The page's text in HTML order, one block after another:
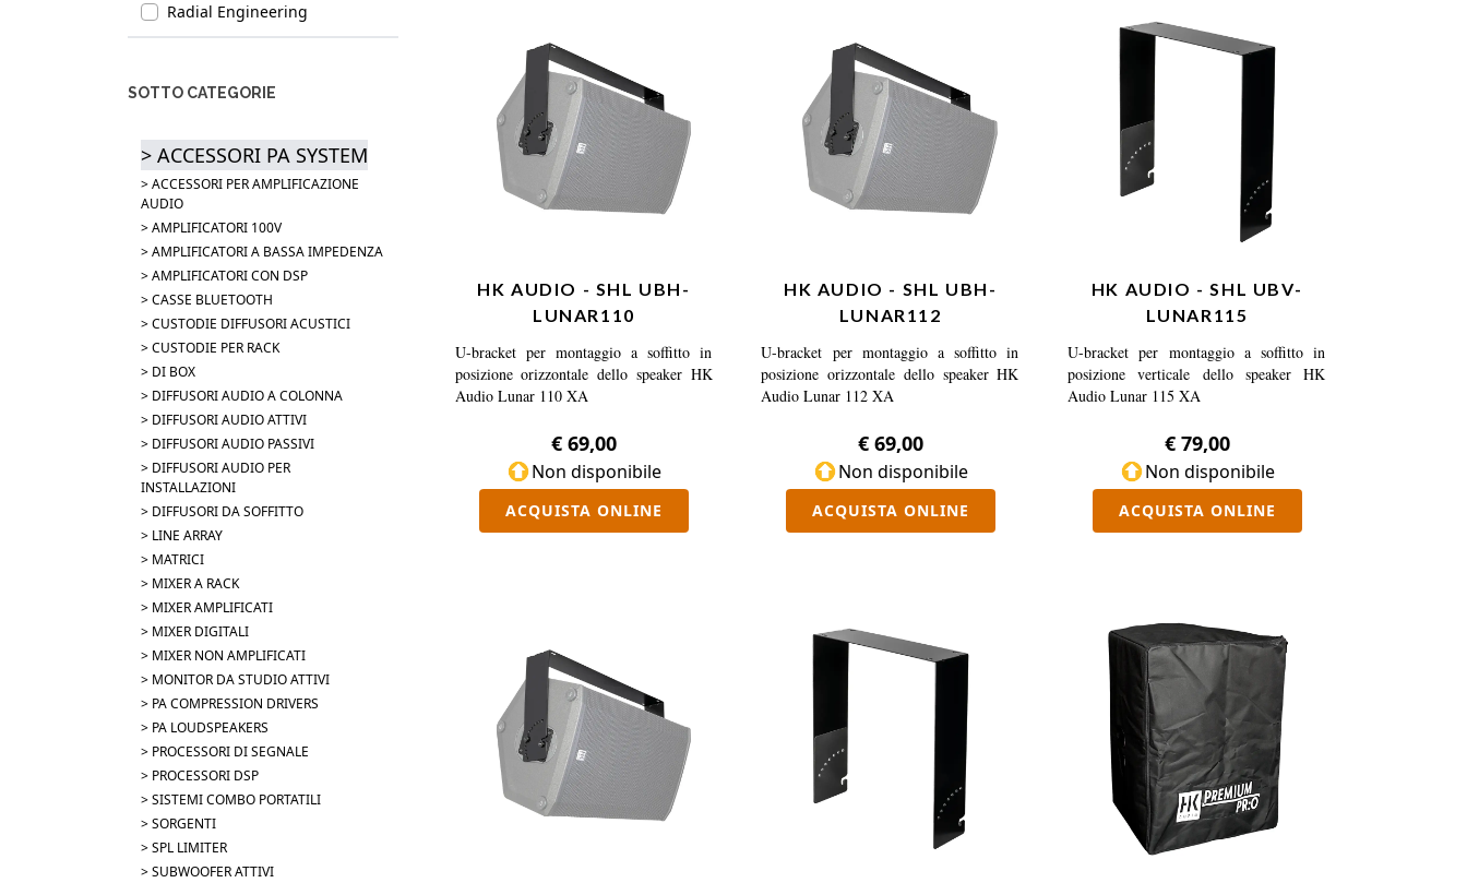
Radial Engineering
SOTTO CATEGORIE
> ACCESSORI PA SYSTEM
> ACCESSORI PER AMPLIFICAZIONE
AUDIO
> AMPLIFICATORI 100V
> AMPLIFICATORI A BASSA IMPEDENZA
> AMPLIFICATORI CON DSP
> CASSE BLUETOOTH
> CUSTODIE DIFFUSORI ACUSTICI
> CUSTODIE PER RACK
> DI BOX
> DIFFUSORI AUDIO A COLONNA
> DIFFUSORI AUDIO ATTIVI
> DIFFUSORI AUDIO PASSIVI
> DIFFUSORI AUDIO PER
INSTALLAZIONI
> DIFFUSORI DA SOFFITTO
> LINE ARRAY
> MATRICI
> MIXER A RACK
> MIXER AMPLIFICATI
> MIXER DIGITALI
> MIXER NON AMPLIFICATI
> MONITOR DA STUDIO ATTIVI
> PA COMPRESSION DRIVERS
> PA LOUDSPEAKERS
> PROCESSORI DI SEGNALE
> PROCESSORI DSP
> SISTEMI COMBO PORTATILI
> SORGENTI
> SPL LIMITER
> SUBWOOFER ATTIVI
HK AUDIO - SHL UBH-
LUNAR110
U-bracket per montaggio a soffitto in
posizione orizzontale dello speaker HK
Audio Lunar 110 XA
€ 69,00
Non disponibile
ACQUISTA ONLINE
HK AUDIO - SHL UBH-
LUNAR112
U-bracket per montaggio a soffitto in
posizione orizzontale dello speaker HK
Audio Lunar 112 XA
€ 69,00
Non disponibile
ACQUISTA ONLINE
HK AUDIO - SHL UBV-
LUNAR115
U-bracket per montaggio a soffitto in
posizione verticale dello speaker HK
Audio Lunar 115 XA
€ 79,00
Non disponibile
ACQUISTA ONLINE